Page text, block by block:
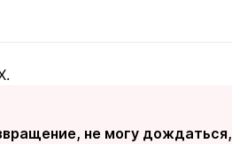
не могу дождаться,